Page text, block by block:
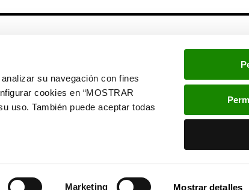
su navegación con fines
cookies en “MOSTRAR
uso. También puede aceptar todas
Marketing Mostrar detalles
de la
Si quieres estar a la última,
newsletter:
política de